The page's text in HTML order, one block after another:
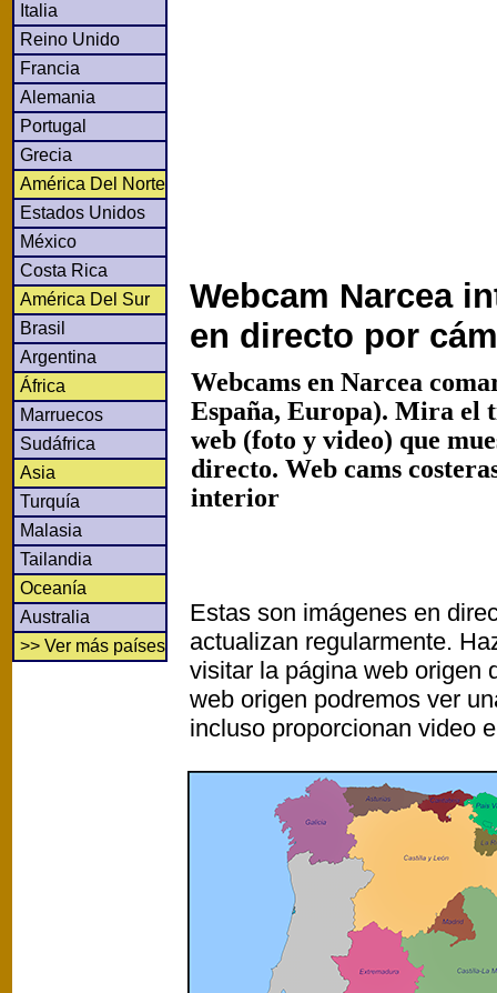
Italia
Reino Unido
Francia
Alemania
Portugal
Grecia
América Del Norte
Estados Unidos
México
Costa Rica
América Del Sur
Brasil
Argentina
África
Marruecos
Sudáfrica
Asia
Turquía
Malasia
Tailandia
Oceanía
Australia
>> Ver más países
Webcam Narcea
en directo por
Webcams en Narcea
España, Europa). Mira el
web (foto y video) que
directo. Web cams
interior
Estas son imágenes en
actualizan regularmente.
visitar la página web origen
web origen podremos ver
incluso proporcionan video